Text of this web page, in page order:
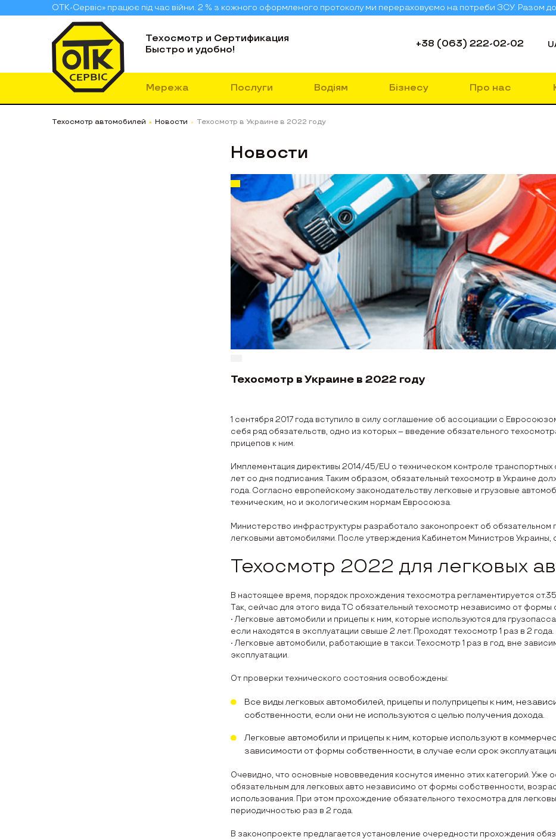
ОТК-Сервіс» працює під час війни. 2 % з кожного оформленого протоколу ми перераховуємо на потреби ЗСУ. Разом
Техосмотр и Сертификация
Быстро и удобно!
+38 (063) 222-02-02
Мережа Послуги Водіям Бізнесу Про нас
Техосмотр автомобилей Новости Техосмотр в Украине в 2022 году
Новости
Техосмотр в Украине в 2022 году
1 сентября 2017 года вступило в силу соглашение об ассоциации с
себя ряд обязательств, одно из которых – введение обязательного
прицепов к ним.
Имплементация директивы 2014/45/EU о техническом контроле
лет со дня подписания. Таким образом, обязательный техосмотр в Украине
года. Согласно европейскому законодательству легковые и грузовые
техническим, но и экологическим нормам Евросоюза.
Министерство инфраструктуры разработало законопроект об обязательном
легковыми автомобилями. После утверждения Кабинетом Министров
Техосмотр 2022 для легковых
В настоящее время, порядок прохождения техосмотра регламентируется
Так, сейчас для этого вида ТС обязательный техосмотр независимо от формы
• Легковые автомобили и прицепы к ним, которые используются для
если находятся в эксплуатации свыше 2 лет. Проходят техосмотр 1 раз в 2 года.
• Легковые автомобили, работающие в такси. Техосмотр 1 раз в год, вне
эксплуатации.
От проверки технического состояния освобождены:
Все виды легковых автомобилей, прицепы и полуприцепы к ним,
собственности, если они не используются с целью получения дохода.
Легковые автомобили и прицепы к ним, которые используют в
зависимости от формы собственности, в случае если срок
Очевидно, что основные нововведения коснутся именно этих категорий. Уже
обязательным для легковых авто независимо от формы собственности,
использования. При этом прохождение обязательного техосмотра для
периодичностью раз в 2 года.
В законопроекте предлагается установление очередности прохождения